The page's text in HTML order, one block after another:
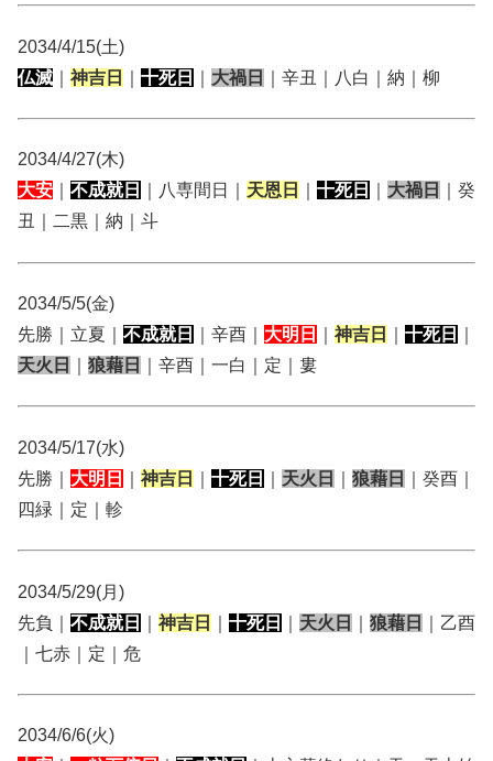
2034/4/15(土)
仏滅
神吉日 十死日 大禍日 ｜辛丑｜八白｜納｜柳
2034/4/27(木)
大安
不成就日 ｜八専間日｜ 天恩日 十死日 大禍日
｜癸
丑｜二黒｜納｜斗
2034/5/5(金)
先勝｜立夏｜ 不成就日 ｜辛酉｜ 大明日 神吉日 十死日
天火日
狼藉日 ｜辛酉｜一白｜定｜婁
2034/5/17(水)
先勝｜ 大明日 神吉日 十死日 天火日 狼藉日
｜癸酉｜
四緑｜定｜軫
2034/5/29(月)
先負｜ 不成就日 神吉日 十死日 天火日 狼藉日
｜乙酉
｜七赤｜定｜危
2034/6/6(火)